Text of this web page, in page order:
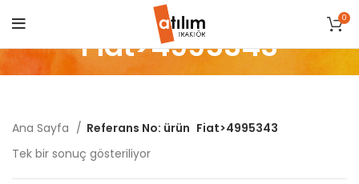
0
Fiat>4995343
Ana Sayfa Referans No: ürün Fiat>4995343
Tek bir sonuç gösteriliyor